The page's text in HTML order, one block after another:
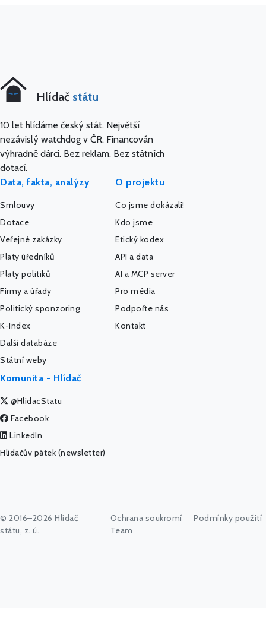
Hlídač státu
10 let hlídáme český stát. Největší
nezávislý watchdog v ČR. Financován
výhradně dárci. Bez reklam. Bez státních
dotací.
Data, fakta, analýzy
Smlouvy
Dotace
Veřejné zakázky
Platy úředníků
Platy politiků
Firmy a úřady
Politický sponzoring
K-Index
Další databáze
Státní weby
O projektu
Co jsme dokázali!
Kdo jsme
Etický kodex
API a data
AI a MCP server
Pro média
Podpořte nás
Kontakt
Komunita - Hlídač
@HlidacStatu
Facebook
LinkedIn
Hlídačův pátek (newsletter)
© 2016–2026 Hlídač
státu, z. ú.
Ochrana soukromí
Podmínky použití
Team